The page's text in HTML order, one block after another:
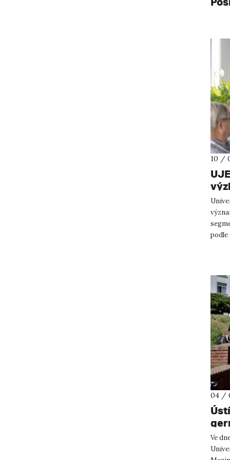
10 /
podle
04 /
Ve